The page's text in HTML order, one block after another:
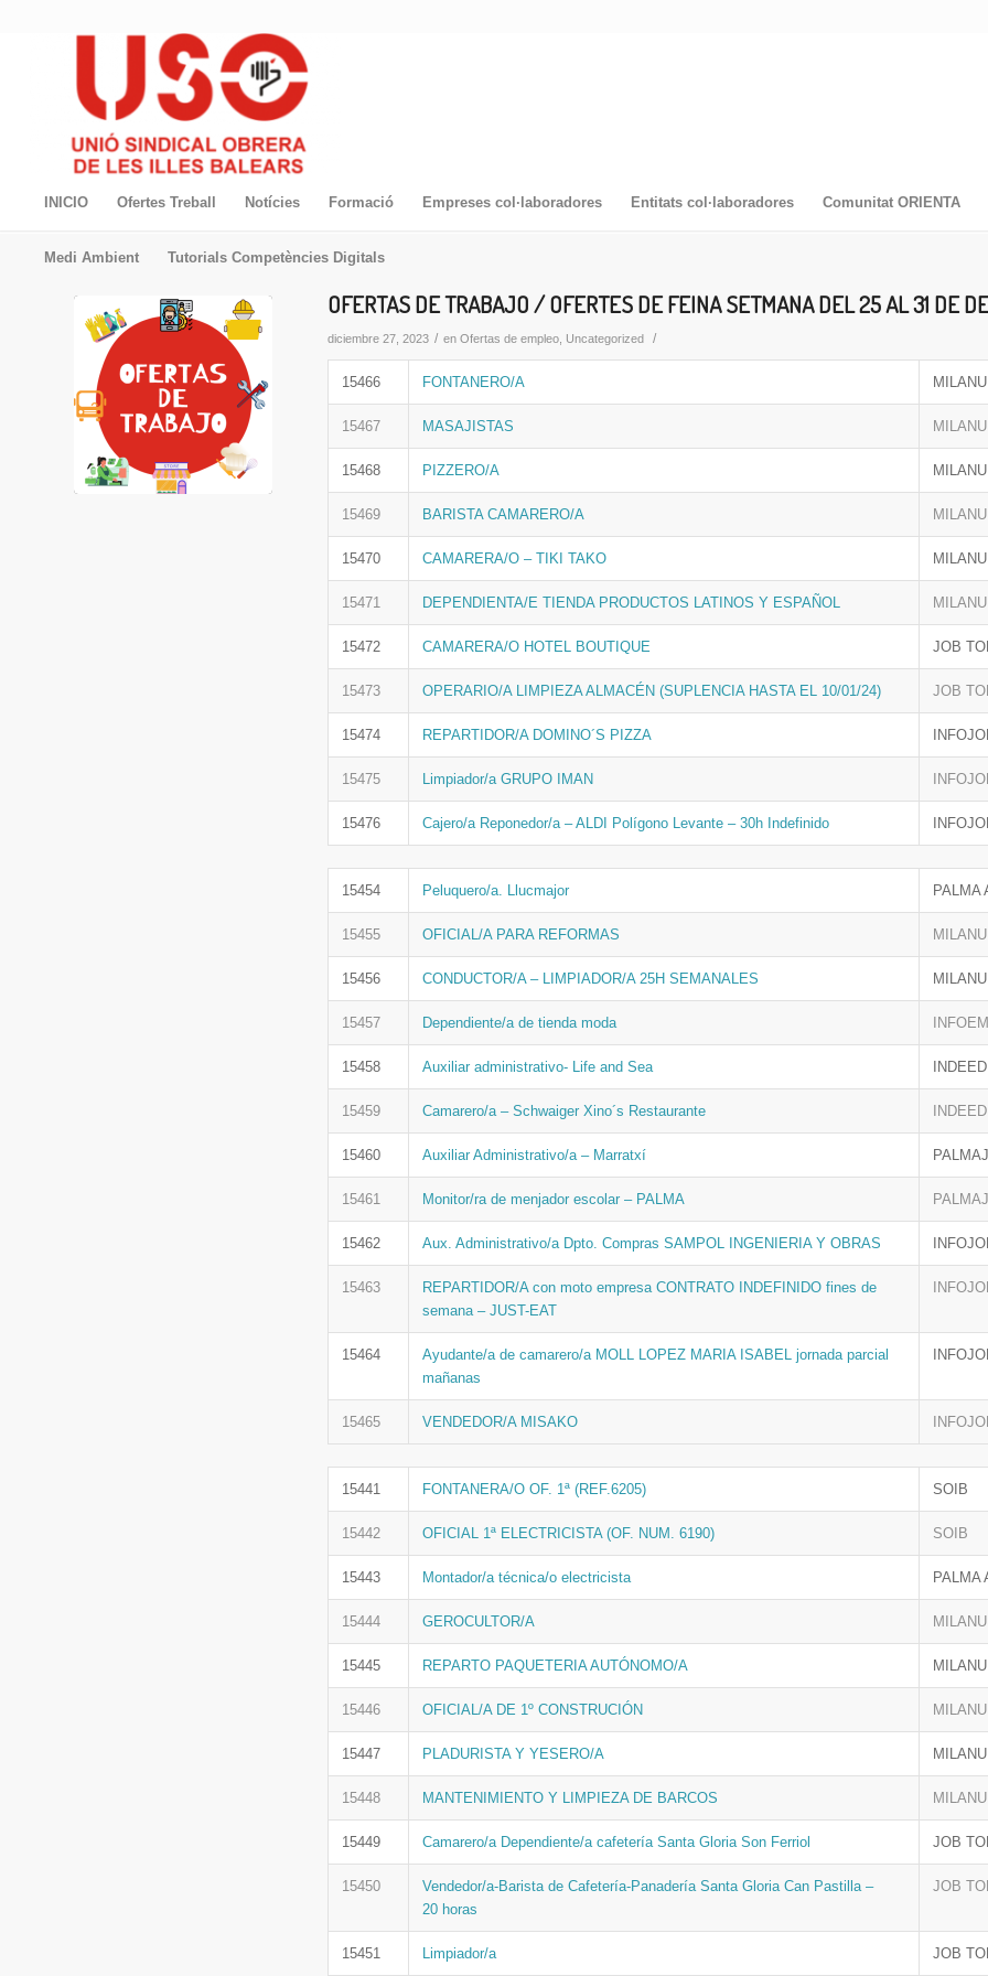
INICIO Ofertes Treball Notícies Formació Empreses col·laboradores Entitats col·laboradores Comunitat ORIENTA
Medi Ambient Tutorials Competències Digitals
OFERTAS DE TRABAJO / OFERTES DE FEINA SETMANA DEL 25 AL 31 DE
diciembre 27, 2023 / en Ofertas de empleo Uncategorized /
15466 FONTANERO/A
15467 MASAJISTAS
15468 PIZZERO/A
15469 BARISTA CAMARERO/A
15470 CAMARERA/O – TIKI TAKO
15471 DEPENDIENTA/E TIENDA PRODUCTOS LATINOS Y ESPAÑOL
15472 CAMARERA/O HOTEL BOUTIQUE JOB
15473 OPERARIO/A LIMPIEZA ALMACÉN (SUPLENCIA HASTA EL 10/01/24) JOB
15474 REPARTIDOR/A DOMINO´S PIZZA
15475 Limpiador/a GRUPO IMAN
15476 Cajero/a Reponedor/a – ALDI Polígono Levante – 30h Indefinido
15454 Peluquero/a. Llucmajor PALMA
15455 OFICIAL/A PARA REFORMAS
15456 CONDUCTOR/A – LIMPIADOR/A 25H SEMANALES
15457 Dependiente/a de tienda moda
15458 Auxiliar administrativo- Life and Sea INDEED
15459 Camarero/a – Schwaiger Xino´s Restaurante INDEED
15460 Auxiliar Administrativo/a – Marratxí
15461 Monitor/ra de menjador escolar – PALMA
15462 Aux. Administrativo/a Dpto. Compras SAMPOL INGENIERIA Y OBRAS
15463
REPARTIDOR/A con moto empresa CONTRATO INDEFINIDO fines de
semana – JUST-EAT
15464
Ayudante/a de camarero/a MOLL LOPEZ MARIA ISABEL jornada parcial
mañanas
15465 VENDEDOR/A MISAKO
15441 FONTANERA/O OF. 1ª (REF.6205) SOIB
15442 OFICIAL 1ª ELECTRICISTA (OF. NUM. 6190) SOIB
15443 Montador/a técnica/o electricista PALMA
15444 GEROCULTOR/A
15445 REPARTO PAQUETERIA AUTÓNOMO/A
15446 OFICIAL/A DE 1º CONSTRUCIÓN
15447 PLADURISTA Y YESERO/A
15448 MANTENIMIENTO Y LIMPIEZA DE BARCOS
15449 Camarero/a Dependiente/a cafetería Santa Gloria Son Ferriol JOB
15450
Vendedor/a-Barista de Cafetería-Panadería Santa Gloria Can Pastilla –
20 horas
JOB
15451 Limpiador/a JOB